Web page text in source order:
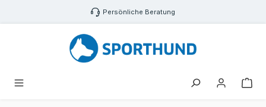
Zum Hauptinhalt springen Persönliche Beratung